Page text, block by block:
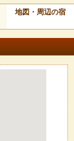
地図・周辺の宿